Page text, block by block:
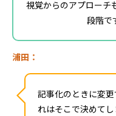
視覚からのアプローチ
段階で
浦田：
記事化のときに変
れはそこで決めて